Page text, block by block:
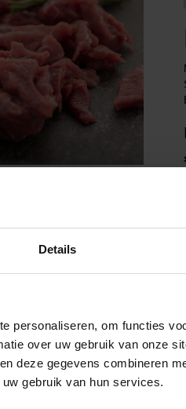
Details
personaliseren, om functies
over uw gebruik van onze
deze gegevens combineren
gebruik van hun services.
biologisch vlees bezorgen
(0)
soepvlees